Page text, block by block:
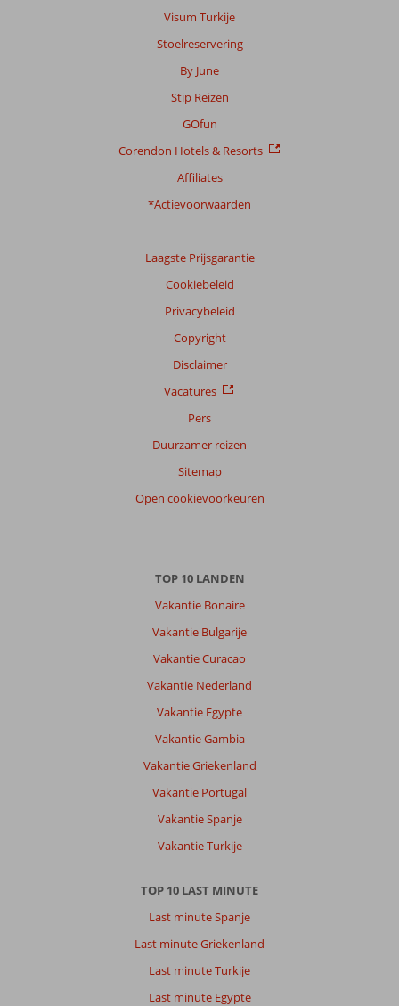
Visum Turkije
Stoelreservering
By June
Stip Reizen
GOfun
Corendon Hotels & Resorts
Affiliates
*Actievoorwaarden
Laagste Prijsgarantie
Cookiebeleid
Privacybeleid
Copyright
Disclaimer
Vacatures
Pers
Duurzamer reizen
Sitemap
Open cookievoorkeuren
TOP 10 LANDEN
Vakantie Bonaire
Vakantie Bulgarije
Vakantie Curacao
Vakantie Nederland
Vakantie Egypte
Vakantie Gambia
Vakantie Griekenland
Vakantie Portugal
Vakantie Spanje
Vakantie Turkije
TOP 10 LAST MINUTE
Last minute Spanje
Last minute Griekenland
Last minute Turkije
Last minute Egypte